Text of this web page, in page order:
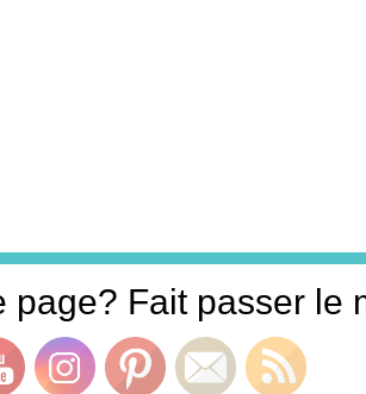
page? Fait passer le
ID